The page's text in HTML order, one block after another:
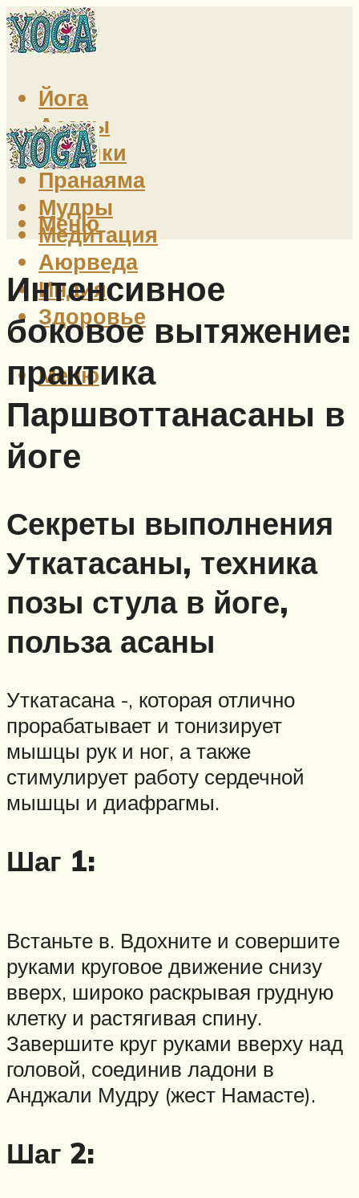
Йога
Асаны
Техники
Пранаяма
Мудры
Медитация
Аюрведа
Индия
Здоровье
Меню
Меню
Интенсивное
боковое вытяжение:
практика
Паршвоттанасаны в
йоге
Секреты выполнения
Уткатасаны, техника
позы стула в йоге,
польза асаны
Уткатасана -, которая отлично
прорабатывает и тонизирует
мышцы рук и ног, а также
стимулирует работу сердечной
мышцы и диафрагмы.
Шаг 1:
Встаньте в. Вдохните и совершите
руками круговое движение снизу
вверх, широко раскрывая грудную
клетку и растягивая спину.
Завершите круг руками вверху над
головой, соединив ладони в
Анджали Мудру (жест Намасте).
Шаг 2: